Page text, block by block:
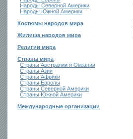
Народы Северной Америки
Народы Южной Америки
Костюмы народов мира
Жилища народов мира
Религии мира
Страны мира
Страны Австралии и Океании
Страны Азии
Страны Африки
Страны Европы
Страны Северной Америки
Страны Южной Америки
Международные организации